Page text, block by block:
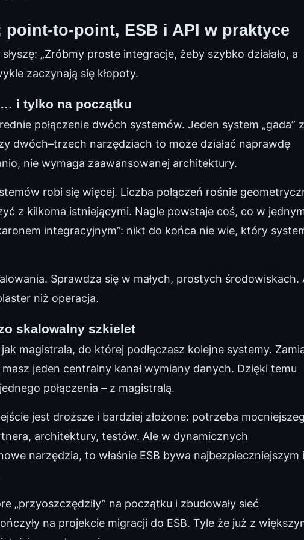
ESB i API w praktyce
„Zróbmy proste integracje, żeby szybko działało, a
zaczynają się kłopoty.
i tylko na początku
połączenie dwóch systemów. Jeden system „gada” z
dwóch–trzech narzędziach to może działać naprawdę
nie wymaga zaawansowanej architektury.
robi się więcej. Liczba połączeń rośnie
z kilkoma istniejącymi. Nagle powstaje coś, co w
integracyjnym”: nikt do końca nie wie, który
Sprawdza się w małych, prostych środowiskach.
niż operacja.
skalowalny szkielet
magistrala, do której podłączasz kolejne systemy.
jeden centralny kanał wymiany danych. Dzięki temu
połączenia – z magistralą.
jest droższe i bardziej złożone: potrzeba
architektury, testów. Ale w dynamicznych
narzędzia, to właśnie ESB bywa najbezpieczniejszym i
„przyoszczędziły” na początku i zbudowały sieć
na projekcie migracji do ESB. Tyle że już z